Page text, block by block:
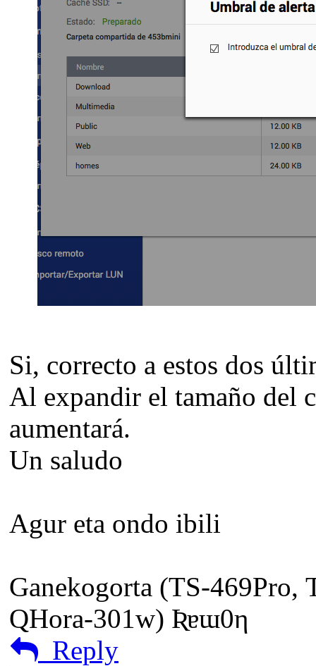
Si, correcto a estos dos
Al expandir el tamaño del
aumentará.
Un saludo
Agur eta ondo ibili
Ganekogorta (TS-469Pro,
QHora-301w) Ʀɐɯ0η
Reply